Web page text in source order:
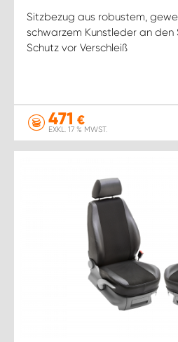
Sitzbezug aus robustem,
schwarzem Kunstleder an den
Schutz vor Verschleiß
471 €
EXKL. 17 % MWST.